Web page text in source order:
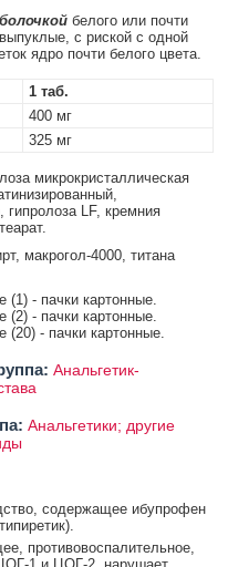
белого или почти
с риской с одной
ядро почти белого цвета.
1 таб.
400 мг
325 мг
микрокристаллическая
гипролоза LF, кремния
макрогол-4000, титана
(1) - пачки картонные.
(2) - пачки картонные.
(20) - пачки картонные.
Анальгетик-
Анальгетики; другие
содержащее ибупрофен
противовоспалительное,